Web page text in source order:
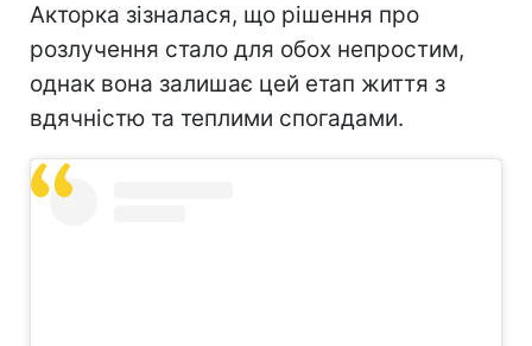
Акторка зізналася, що рішення про
розлучення стало для обох непростим,
однак вона залишає цей етап життя з
вдячністю та теплими спогадами.